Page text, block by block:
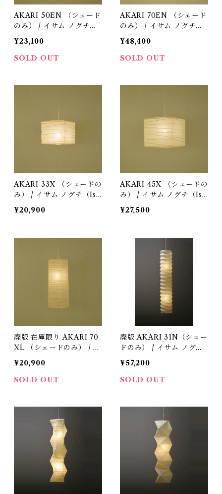
AKARI 50EN （シェード
のみ） / イサム ノグチ（I
samu Noguchi) / オゼキ
（尾関）
¥23,100
SOLD OUT
AKARI 70EN （シェード
のみ） / イサム ノグチ（I
samu Noguchi) / オゼキ
（尾関）
¥48,400
SOLD OUT
AKARI 33X （シェードの
み） / イサム ノグチ（Isa
mu Noguchi) / オゼキ
（尾関）
¥20,900
AKARI 45X （シェードの
み） / イサム ノグチ（Isa
mu Noguchi) / オゼキ
（尾関）
¥27,500
廃版 在庫限り AKARI 70
XL （シェードのみ） / イ
サム ノグチ（Isamu Nog
uchi) / オゼキ（尾関）
¥20,900
SOLD OUT
廃版 AKARI 31N（シェー
ドのみ） / イサム ノグチ
（Isamu Noguchi) / オ
ゼキ（尾関）
¥57,200
SOLD OUT